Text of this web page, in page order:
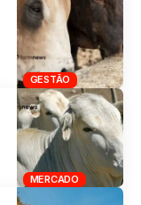
GESTÃO
MERCADO